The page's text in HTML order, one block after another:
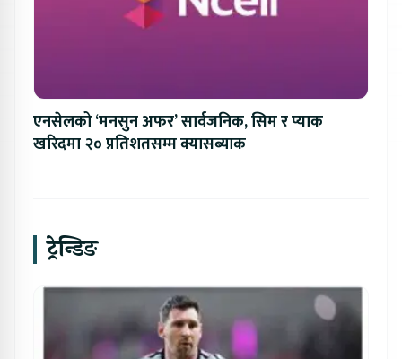
एनसेलको ‘मनसुन अफर’ सार्वजनिक, सिम र प्याक
खरिदमा २० प्रतिशतसम्म क्यासब्याक
ट्रेन्डिङ